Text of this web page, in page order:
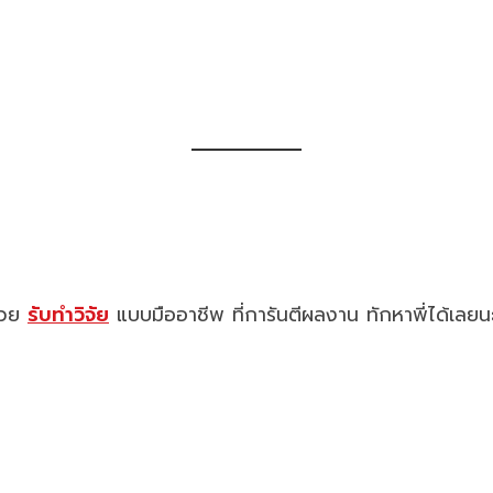
ย รับทำวิจัย แบบมืออาชีพ ที่การันตีผลงาน ทักหาพี่ได้เลยน